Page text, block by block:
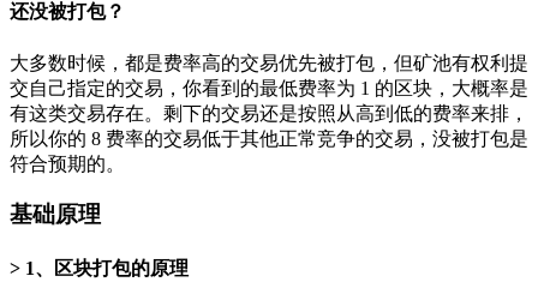
还没被打包？
大多数时候，都是费率高的交易优先被打包，但矿池有权利提
交自己指定的交易，你看到的最低费率为 1 的区块，大概率是
有这类交易存在。剩下的交易还是按照从高到低的费率来排，
所以你的 8 费率的交易低于其他正常竞争的交易，没被打包是
符合预期的。
基础原理
1、区块打包的原理